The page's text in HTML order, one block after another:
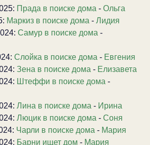
Прада в поиске дома - Ольга
Маркиз в поиске дома - Лидия
Самур в поиске дома -
Слойка в поиске дома - Евгения
Зена в поиске дома - Елизавета
Штеффи в поиске дома -
Лина в поиске дома - Ирина
Люцик в поиске дома - Соня
Чарли в поиске дома - Мария
Барни ищет дом - Мария